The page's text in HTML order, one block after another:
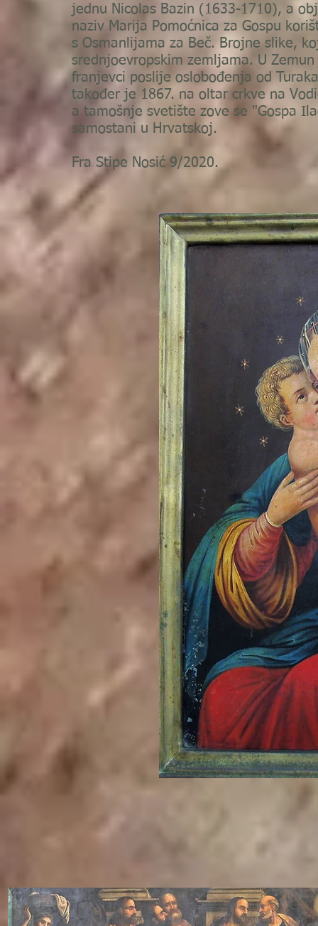
jednu Nicolas Bazin (1633-1710), a
naziv Marija Pomoćnica za Gospu
s Osmanlijama za Beč. Brojne slike,
srednjoevropskim zemljama. U
franjevci poslije oslobođenja od
također je 1867. na oltar crkve na
a tamošnje svetište zove se "Gospa
samostani u Hrvatskoj.
Fra Stipe Nosić 9/2020.